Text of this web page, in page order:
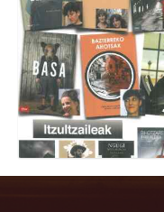
Denda